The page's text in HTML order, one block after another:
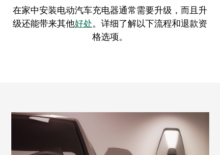
在家中安装电动汽车充电器通常需要升级，而且升
级还能带来其他好处。详细了解以下流程和退款资
格选项。